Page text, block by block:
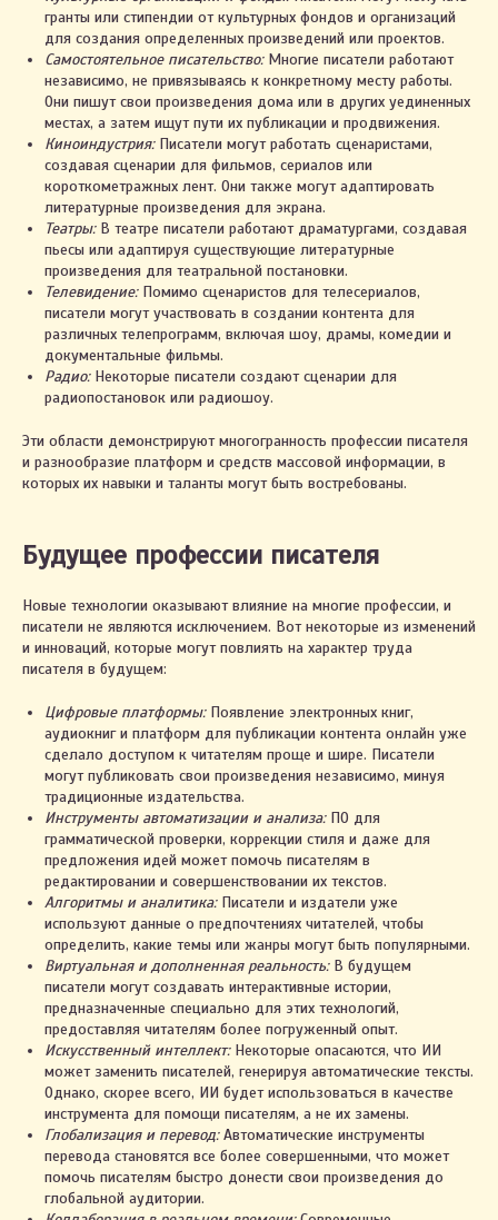
гранты или стипендии от культурных фондов и организаций
для создания определенных произведений или проектов.
Самостоятельное писательство:Многие писатели работают
независимо, не привязываясь к конкретному месту работы.
Они пишут свои произведения дома или в других уединенных
местах, а затем ищут пути их публикации и продвижения.
Киноиндустрия:Писатели могут работать сценаристами,
создавая сценарии для фильмов, сериалов или
короткометражных лент. Они также могут адаптировать
литературные произведения для экрана.
Театры:В театре писатели работают драматургами, создавая
пьесы или адаптируя существующие литературные
произведения для театральной постановки.
Телевидение:Помимо сценаристов для телесериалов,
писатели могут участвовать в создании контента для
различных телепрограмм, включая шоу, драмы, комедии и
документальные фильмы.
Радио:Некоторые писатели создают сценарии для
радиопостановок или радиошоу.
Эти области демонстрируют многогранность профессии писателя
и разнообразие платформ и средств массовой информации, в
которых их навыки и таланты могут быть востребованы.
Будущее профессии писателя
Новые технологии оказывают влияние на многие профессии, и
писатели не являются исключением. Вот некоторые из изменений
и инноваций, которые могут повлиять на характер труда
писателя в будущем:
Цифровые платформы:Появление электронных книг,
аудиокниг и платформ для публикации контента онлайн уже
сделало доступом к читателям проще и шире. Писатели
могут публиковать свои произведения независимо, минуя
традиционные издательства.
Инструменты автоматизации и анализа:ПО для
грамматической проверки, коррекции стиля и даже для
предложения идей может помочь писателям в
редактировании и совершенствовании их текстов.
Алгоритмы и аналитика:Писатели и издатели уже
используют данные о предпочтениях читателей, чтобы
определить, какие темы или жанры могут быть популярными.
Виртуальная и дополненная реальность:В будущем
писатели могут создавать интерактивные истории,
предназначенные специально для этих технологий,
предоставляя читателям более погруженный опыт.
Искусственный интеллект:Некоторые опасаются, что ИИ
может заменить писателей, генерируя автоматические тексты.
Однако, скорее всего, ИИ будет использоваться в качестве
инструмента для помощи писателям, а не их замены.
Глобализация и перевод:Автоматические инструменты
перевода становятся все более совершенными, что может
помочь писателям быстро донести свои произведения до
глобальной аудитории.
2023. ИП Автухова Марина Александровна
УНП 491461557